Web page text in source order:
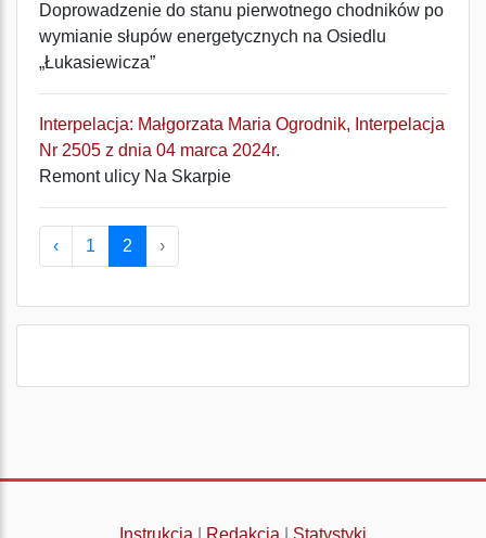
Doprowadzenie do stanu pierwotnego chodników po
wymianie słupów energetycznych na Osiedlu
„Łukasiewicza”
Interpelacja: Małgorzata Maria Ogrodnik, Interpelacja
Nr 2505 z dnia 04 marca 2024r.
Remont ulicy Na Skarpie
‹ 1 2 ›
Instrukcja Redakcja Statystyki